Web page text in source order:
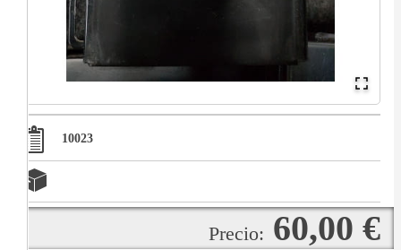
10023
Precio: 60,00 €